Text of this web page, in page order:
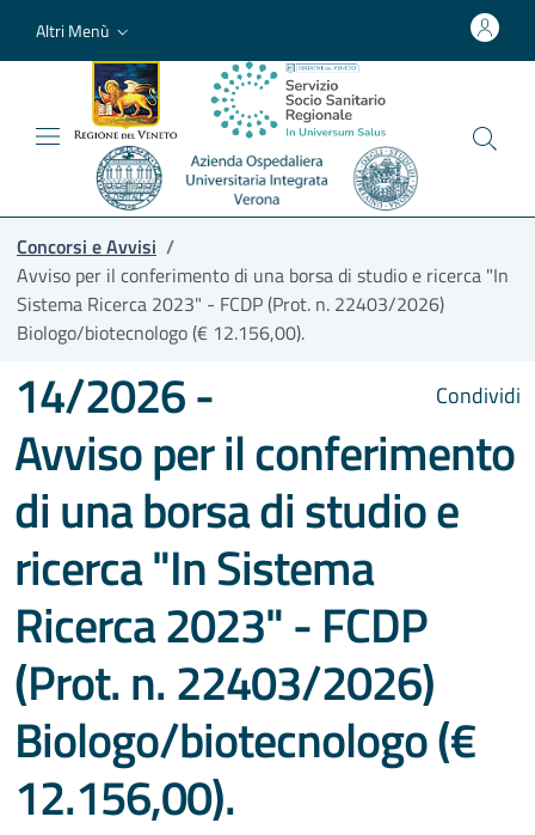
Altri Menù
Concorsi e Avvisi /
Avviso per il conferimento di una borsa di studio e ricerca "In
Sistema Ricerca 2023" - FCDP (Prot. n. 22403/2026)
Biologo/biotecnologo (€ 12.156,00).
Condividi
14/2026 -
Avviso per il conferimento
di una borsa di studio e
ricerca "In Sistema
Ricerca 2023" - FCDP
(Prot. n. 22403/2026)
Biologo/biotecnologo (€
12.156,00).